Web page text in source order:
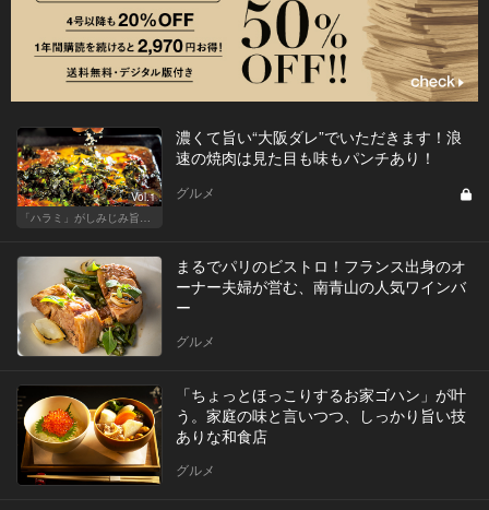
Vol.1
「ハラミ」がしみじみ旨い店
濃くて旨い“大阪ダレ”でいただきます！浪
速の焼肉は見た目も味もパンチあり！
グルメ
まるでパリのビストロ！フランス出身のオ
ーナー夫婦が営む、南青山の人気ワインバ
ー
グルメ
「ちょっとほっこりするお家ゴハン」が叶
う。家庭の味と言いつつ、しっかり旨い技
ありな和食店
グルメ